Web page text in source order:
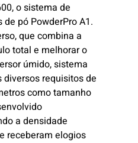
o sistema de
pó PowderPro A1.
que combina a
total e melhorar o
úmido, sistema
requisitos de
como tamanho
a densidade
receberam elogios